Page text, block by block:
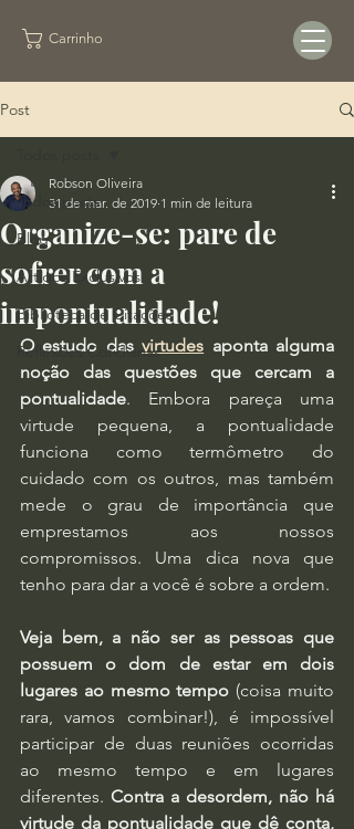
Carrinho
Post
Todos posts
Blog
Artigos Exclusivos
Biblioteca de Citações
Reflexões Cotidianas
Organize-se: pare de
sofrer com a
impontualidade!
Robson Oliveira
31 de mar. de 2019 1 min de leitura
O estudo das virtudes aponta alguma
noção das questões que cercam a
pontualidade. Embora pareça uma
virtude pequena, a pontualidade
funciona como termômetro do
cuidado com os outros, mas também
mede o grau de importância que
emprestamos aos nossos
compromissos. Uma dica nova que
tenho para dar a você é sobre a ordem.
Veja bem, a não ser as pessoas que
possuem o dom de estar em dois
lugares ao mesmo tempo (coisa muito
rara, vamos combinar!), é impossível
participar de duas reuniões ocorridas
ao mesmo tempo e em lugares
diferentes. Contra a desordem, não há
virtude da pontualidade que dê conta,